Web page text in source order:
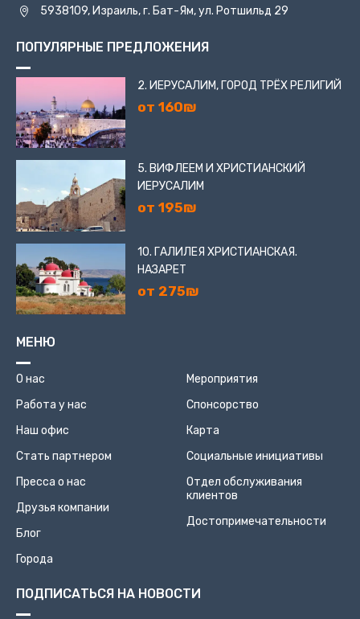
5938109, Израиль, г. Бат-Ям, ул. Ротшильд 29
ПОПУЛЯРНЫЕ ПРЕДЛОЖЕНИЯ
2. ИЕРУСАЛИМ, ГОРОД ТРЁХ РЕЛИГИЙ
от 160₪
5. ВИФЛЕЕМ И ХРИСТИАНСКИЙ
ИЕРУСАЛИМ
от 195₪
10. ГАЛИЛЕЯ ХРИСТИАНСКАЯ.
НАЗАРЕТ
от 275₪
МЕНЮ
О нас
Работа у нас
Наш офис
Стать партнером
Пресса о нас
Друзья компании
Блог
Города
Мероприятия
Спонсорство
Карта
Социальные инициативы
Отдел обслуживания
клиентов
Достопримечательности
ПОДПИСАТЬСЯ НА НОВОСТИ